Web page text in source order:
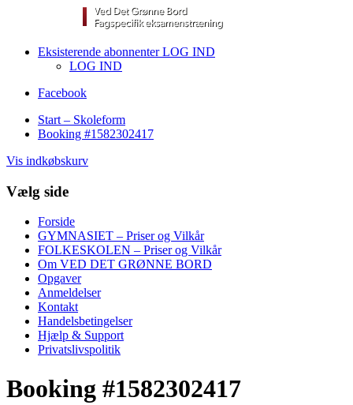
Eksisterende abonnenter LOG IND
LOG IND
Facebook
Start – Skoleform
Booking #1582302417
Vis indkøbskurv
Vælg side
Forside
GYMNASIET – Priser og Vilkår
FOLKESKOLEN – Priser og Vilkår
Om VED DET GRØNNE BORD
Opgaver
Anmeldelser
Kontakt
Handelsbetingelser
Hjælp & Support
Privatslivspolitik
Booking #1582302417